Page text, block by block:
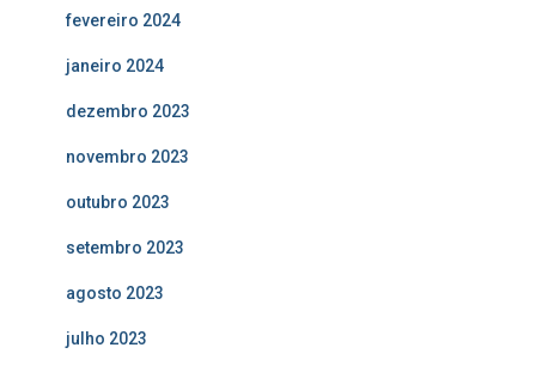
fevereiro 2024
janeiro 2024
dezembro 2023
novembro 2023
outubro 2023
setembro 2023
agosto 2023
julho 2023